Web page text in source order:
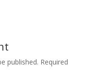
published. Required